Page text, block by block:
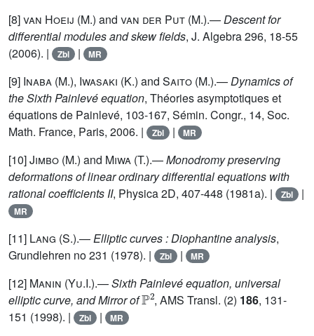
[8]van Hoeij (M.) and van der Put (M.).—Descent for
differential modules and skew fields, J. Algebra 296, 18-55
(2006). |
Zbl | MR
[9] Inaba (M.), Iwasaki (K.) and Saito (M.).—Dynamics of
the Sixth Painlevé equation, Théories asymptotiques et
équations de Painlevé, 103-167, Sémin. Congr., 14, Soc.
Math. France, Paris, 2006. |
Zbl | MR
[10]Jimbo (M.) and Miwa (T.).—Monodromy preserving
deformations of linear ordinary differential equations with
rational coefficients II, Physica 2D, 407-448 (1981a). | Zbl |
MR
[11] Lang (S.).—Elliptic curves : Diophantine analysis,
Grundlehren no 231 (1978). |
Zbl | MR
[12] Manin (Yu.I.).—Sixth Painlevé equation, universal
elliptic curve, and Mirror of
ℙ2
, AMS Transl. (2) 186, 131-
151 (1998). |
Zbl | MR